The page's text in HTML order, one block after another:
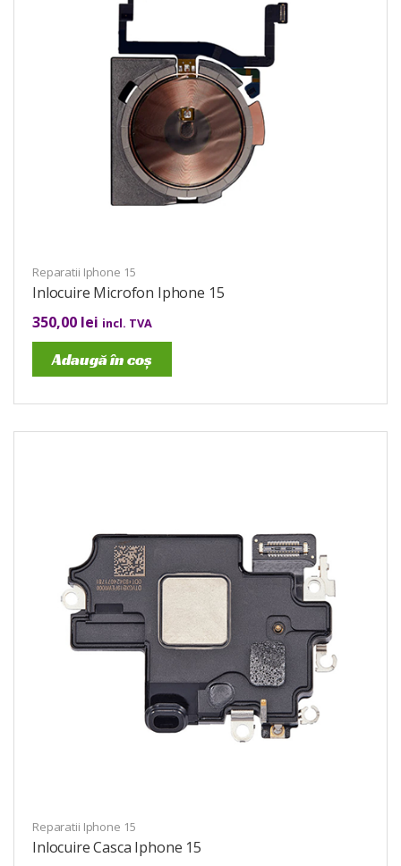
Reparatii Iphone 15
Inlocuire Microfon Iphone 15
350,00 lei incl. TVA
Adaugă în coș
Reparatii Iphone 15
Inlocuire Casca Iphone 15